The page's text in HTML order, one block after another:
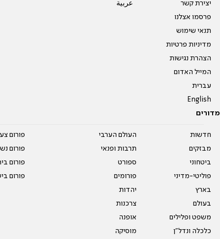
יצירת קשר
פרסמו אצלנו
תנאי שימוש
מדיניות פרטיות
הצהרת נגישות
המייל האדום
עברית
English
عربية
מדורים
חדשות
מבזקים
ביטחוני
פוליטי-מדיני
בארץ
בעולם
משפט ופלילים
כלכלה ונדל"ן
העולם הערבי
תרבות ופנאי
ספורט
פורומים
יהדות
צרכנות
אופנה
מוסיקה
פורום
פורום
פורום
פורום